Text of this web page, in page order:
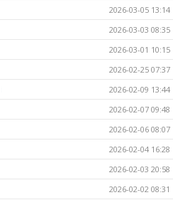
2026-03-05 13:14
2026-03-03 08:35
2026-03-01 10:15
2026-02-25 07:37
2026-02-09 13:44
2026-02-07 09:48
2026-02-06 08:07
2026-02-04 16:28
2026-02-03 20:58
2026-02-02 08:31